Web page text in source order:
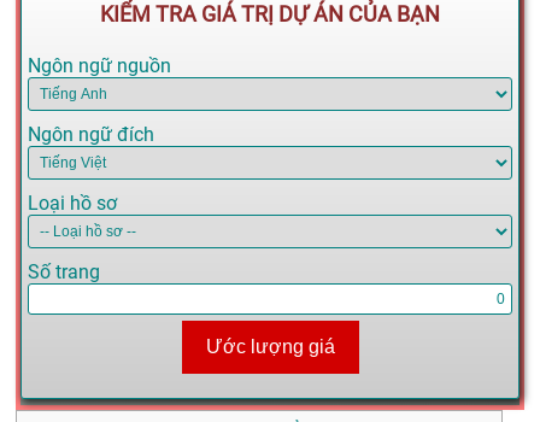
KIỂM TRA GIÁ TRỊ DỰ ÁN CỦA BẠN
Ngôn ngữ nguồn
Ngôn ngữ đích
Loại hồ sơ
Số trang
Ước lượng giá